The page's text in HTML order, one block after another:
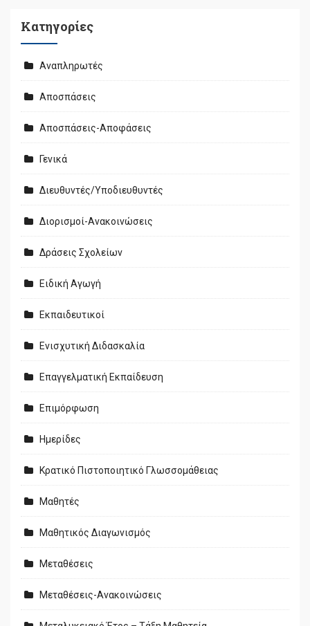
Kατηγορίες
Αναπληρωτές
Αποσπάσεις
Αποσπάσεις-Αποφάσεις
Γενικά
Διευθυντές/Υποδιευθυντές
Διορισμοί-Ανακοινώσεις
Δράσεις Σχολείων
Ειδική Αγωγή
Εκπαιδευτικοί
Ενισχυτική Διδασκαλία
Επαγγελματική Εκπαίδευση
Επιμόρφωση
Ημερίδες
Κρατικό Πιστοποιητικό Γλωσσομάθειας
Μαθητές
Μαθητικός Διαγωνισμός
Μεταθέσεις
Μεταθέσεις-Ανακοινώσεις